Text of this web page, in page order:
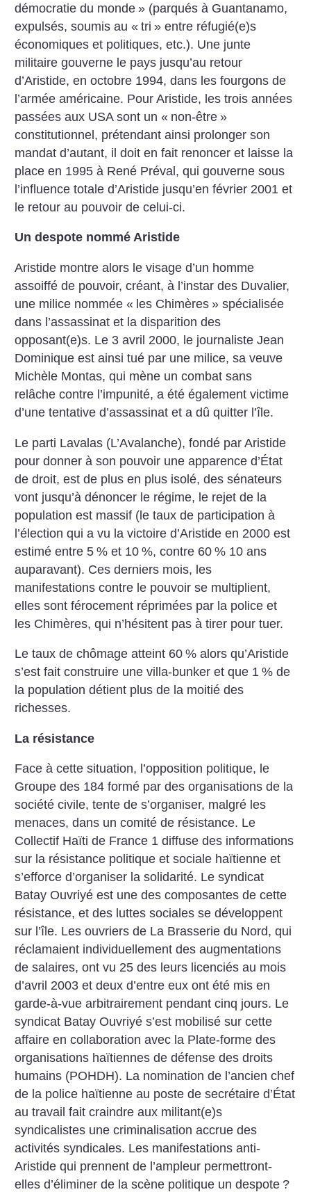
démocratie du monde » (parqués à Guantanamo,
expulsés, soumis au « tri » entre réfugié(e)s
économiques et politiques, etc.). Une junte
militaire gouverne le pays jusqu’au retour
d’Aristide, en octobre 1994, dans les fourgons de
l’armée américaine. Pour Aristide, les trois années
passées aux USA sont un « non-être »
constitutionnel, prétendant ainsi prolonger son
mandat d’autant, il doit en fait renoncer et laisse la
place en 1995 à René Préval, qui gouverne sous
l’influence totale d’Aristide jusqu’en février 2001 et
le retour au pouvoir de celui-ci.
Un despote nommé Aristide
Aristide montre alors le visage d’un homme
assoiffé de pouvoir, créant, à l’instar des Duvalier,
une milice nommée « les Chimères » spécialisée
dans l’assassinat et la disparition des
opposant(e)s. Le 3 avril 2000, le journaliste Jean
Dominique est ainsi tué par une milice, sa veuve
Michèle Montas, qui mène un combat sans
relâche contre l’impunité, a été également victime
d’une tentative d’assassinat et a dû quitter l’île.
Le parti Lavalas (L’Avalanche), fondé par Aristide
pour donner à son pouvoir une apparence d’État
de droit, est de plus en plus isolé, des sénateurs
vont jusqu’à dénoncer le régime, le rejet de la
population est massif (le taux de participation à
l’élection qui a vu la victoire d’Aristide en 2000 est
estimé entre 5 % et 10 %, contre 60 % 10 ans
auparavant). Ces derniers mois, les
manifestations contre le pouvoir se multiplient,
elles sont férocement réprimées par la police et
les Chimères, qui n’hésitent pas à tirer pour tuer.
Le taux de chômage atteint 60 % alors qu’Aristide
s’est fait construire une villa-bunker et que 1 % de
la population détient plus de la moitié des
richesses.
La résistance
Face à cette situation, l’opposition politique, le
Groupe des 184 formé par des organisations de la
société civile, tente de s’organiser, malgré les
menaces, dans un comité de résistance. Le
Collectif Haïti de France 1 diffuse des informations
sur la résistance politique et sociale haïtienne et
s’efforce d’organiser la solidarité. Le syndicat
Batay Ouvriyé est une des composantes de cette
résistance, et des luttes sociales se développent
sur l’île. Les ouvriers de La Brasserie du Nord, qui
réclamaient individuellement des augmentations
de salaires, ont vu 25 des leurs licenciés au mois
d’avril 2003 et deux d’entre eux ont été mis en
garde-à-vue arbitrairement pendant cinq jours. Le
syndicat Batay Ouvriyé s’est mobilisé sur cette
affaire en collaboration avec la Plate-forme des
organisations haïtiennes de défense des droits
humains (POHDH). La nomination de l’ancien chef
de la police haïtienne au poste de secrétaire d’État
au travail fait craindre aux militant(e)s
syndicalistes une criminalisation accrue des
activités syndicales. Les manifestations anti-
Aristide qui prennent de l’ampleur permettront-
elles d’éliminer de la scène politique un despote ?